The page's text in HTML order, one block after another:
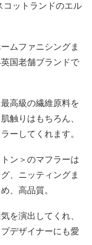
コットランドのエル
ムファニシングま
国老舗ブランドで
高級の繊維原料を
触りはもちろん、
ーしてくれます。
ン＞のマフラーは
、ニッティングま
、高品質。
を演出してくれ、
デザイナーにも愛